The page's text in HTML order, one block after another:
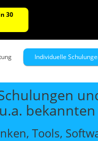
30
Individuelle
Tools,